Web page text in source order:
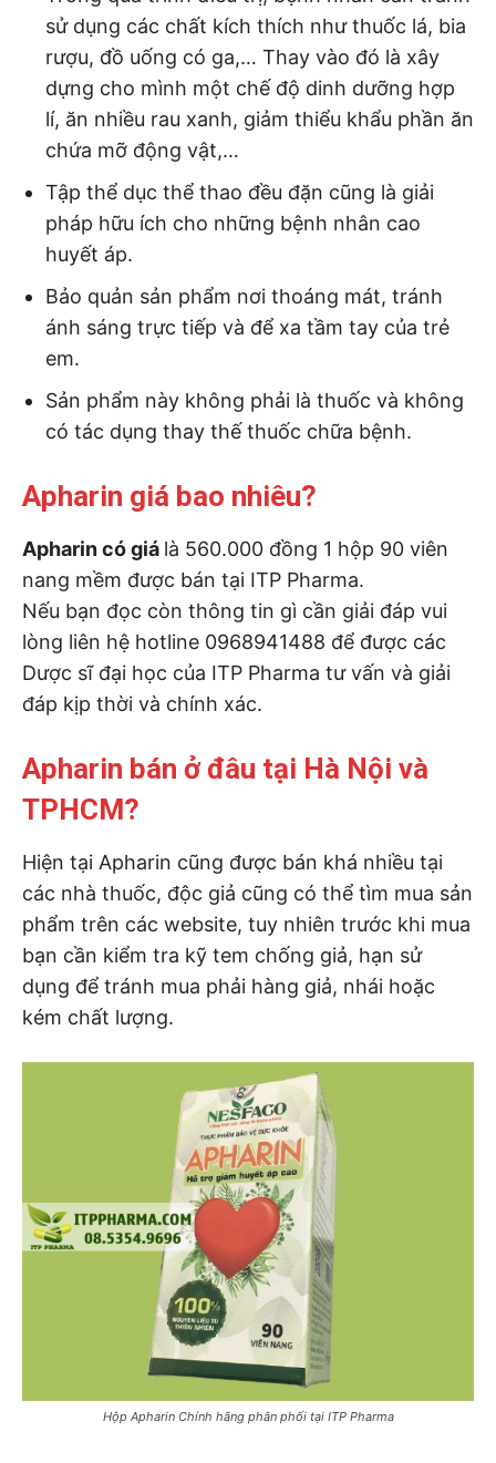
sử dụng các chất kích thích như thuốc lá, bia
rượu, đồ uống có ga,… Thay vào đó là xây
dựng cho mình một chế độ dinh dưỡng hợp
lí, ăn nhiều rau xanh, giảm thiểu khẩu phần ăn
chứa mỡ động vật,…
Tập thể dục thể thao đều đặn cũng là giải
pháp hữu ích cho những bệnh nhân cao
huyết áp.
Bảo quản sản phẩm nơi thoáng mát, tránh
ánh sáng trực tiếp và để xa tầm tay của trẻ
em.
Sản phẩm này không phải là thuốc và không
có tác dụng thay thế thuốc chữa bệnh.
Apharin giá bao nhiêu?
Apharin có giá là 560.000 đồng 1 hộp 90 viên
nang mềm được bán tại ITP Pharma.
Nếu bạn đọc còn thông tin gì cần giải đáp vui
lòng liên hệ hotline 0968941488 để được các
Dược sĩ đại học của ITP Pharma tư vấn và giải
đáp kịp thời và chính xác.
Apharin bán ở đâu tại Hà Nội và
TPHCM?
Hiện tại Apharin cũng được bán khá nhiều tại
các nhà thuốc, độc giả cũng có thể tìm mua sản
phẩm trên các website, tuy nhiên trước khi mua
bạn cần kiểm tra kỹ tem chống giả, hạn sử
dụng để tránh mua phải hàng giả, nhái hoặc
kém chất lượng.
Hộp Apharin Chính hãng phân phối tại ITP Pharma